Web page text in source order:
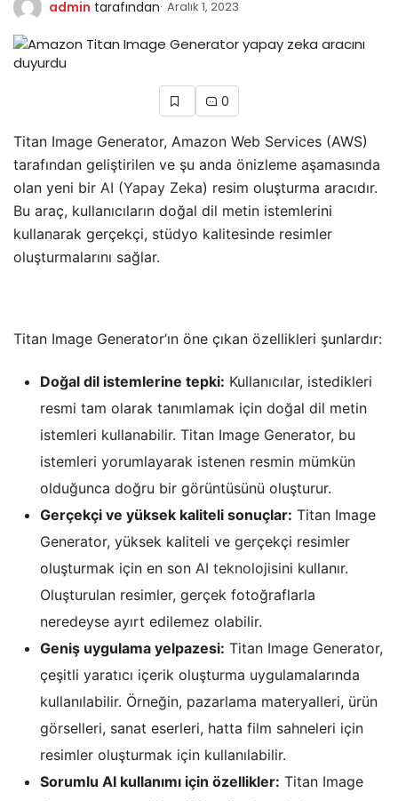
admin tarafından Aralık 1, 2023
0
Titan Image Generator, Amazon Web Services (AWS)
tarafından geliştirilen ve şu anda önizleme aşamasında
olan yeni bir AI (Yapay Zeka) resim oluşturma aracıdır.
Bu araç, kullanıcıların doğal dil metin istemlerini
kullanarak gerçekçi, stüdyo kalitesinde resimler
oluşturmalarını sağlar.
Titan Image Generator’ın öne çıkan özellikleri şunlardır:
Doğal dil istemlerine tepki: Kullanıcılar, istedikleri
resmi tam olarak tanımlamak için doğal dil metin
istemleri kullanabilir. Titan Image Generator, bu
istemleri yorumlayarak istenen resmin mümkün
olduğunca doğru bir görüntüsünü oluşturur.
Gerçekçi ve yüksek kaliteli sonuçlar: Titan Image
Generator, yüksek kaliteli ve gerçekçi resimler
oluşturmak için en son AI teknolojisini kullanır.
Oluşturulan resimler, gerçek fotoğraflarla
neredeyse ayırt edilemez olabilir.
Geniş uygulama yelpazesi: Titan Image Generator,
çeşitli yaratıcı içerik oluşturma uygulamalarında
kullanılabilir. Örneğin, pazarlama materyalleri, ürün
görselleri, sanat eserleri, hatta film sahneleri için
resimler oluşturmak için kullanılabilir.
Sorumlu AI kullanımı için özellikler: Titan Image